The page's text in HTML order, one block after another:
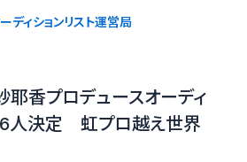
ディションリスト運営局
耶香プロデュースオーディ
人決定 虹プロ越え世界